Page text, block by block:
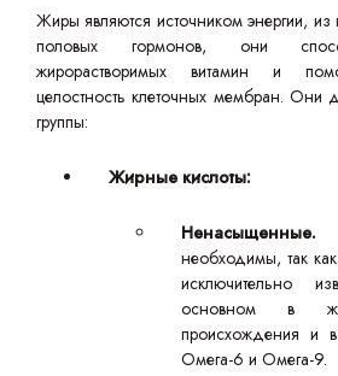
Жиры являются источником энергии, из
половых гормонов, они
жирорастворимых витамин и
целостность клеточных мембран. Они
группы:
Жирные кислоты:
необходимы, так
исключительно
основном в
происхождения и
Омега-6 и Омега-9.